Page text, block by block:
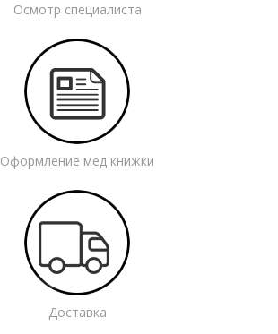
Осмотр специалиста
Оформление мед книжки
Доставка